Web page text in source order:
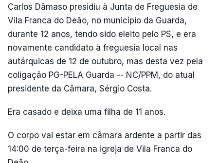
Carlos Dâmaso presidiu à Junta de Freguesia de
Vila Franca do Deão, no município da Guarda,
durante 12 anos, tendo sido eleito pelo PS, e era
novamente candidato à freguesia local nas
autárquicas de 12 de outubro, mas desta vez pela
coligação PG-PELA Guarda -- NC/PPM, do atual
presidente da Câmara, Sérgio Costa.
Era casado e deixa uma filha de 11 anos.
O corpo vai estar em câmara ardente a partir das
14:00 de terça-feira na igreja de Vila Franca do